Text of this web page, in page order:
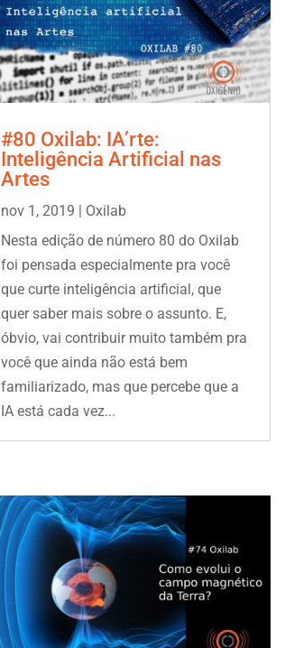
#80 Oxilab: IA’rte:
Inteligência Artificial nas
Artes
nov 1, 2019
Oxilab
Nesta edição de número 80 do Oxilab
foi pensada especialmente pra você
que curte inteligência artificial, que
quer saber mais sobre o assunto. E,
óbvio, vai contribuir muito também pra
você que ainda não está bem
familiarizado, mas que percebe que a
IA está cada vez...